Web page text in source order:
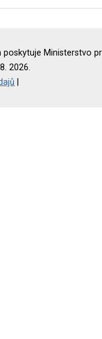
Ministerstvo
2026.